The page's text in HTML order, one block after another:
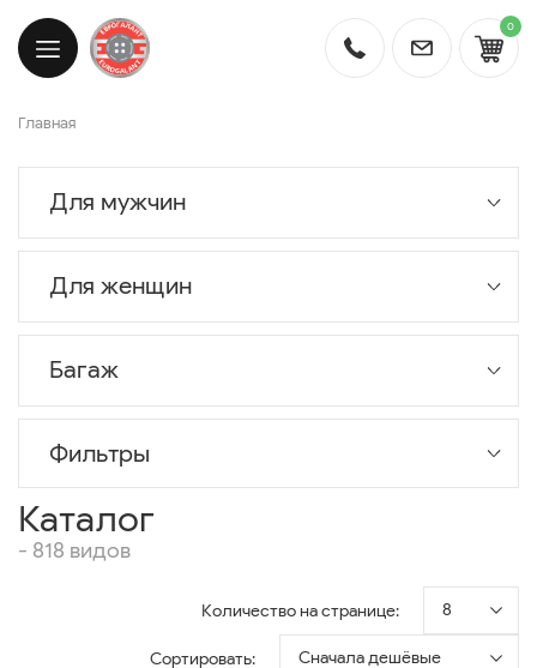
0
Главная
Для мужчин
Для женщин
Багаж
Фильтры
Каталог
- 818 видов
Количество на странице: 8
Сортировать: Сначала дешёвые